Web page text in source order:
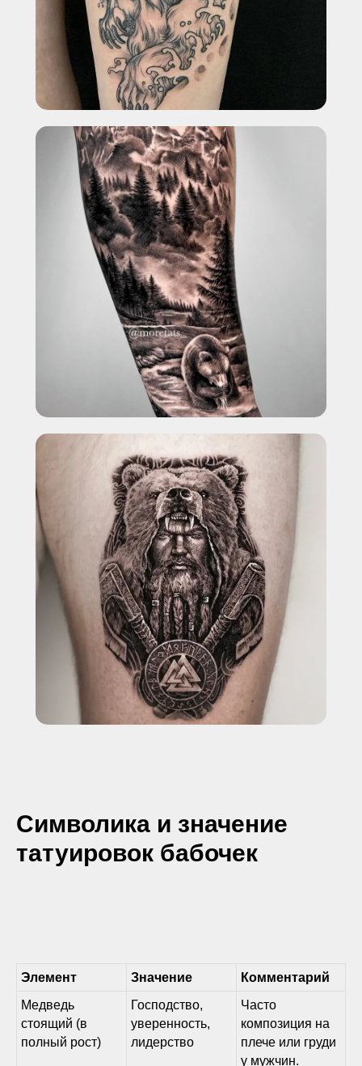
Символика и значение
татуировок бабочек
Элемент Значение
Комментарий
Медведь
стоящий (в
полный рост)
Господство,
уверенность,
лидерство
Часто
композиция на
плече или груди
у мужчин.